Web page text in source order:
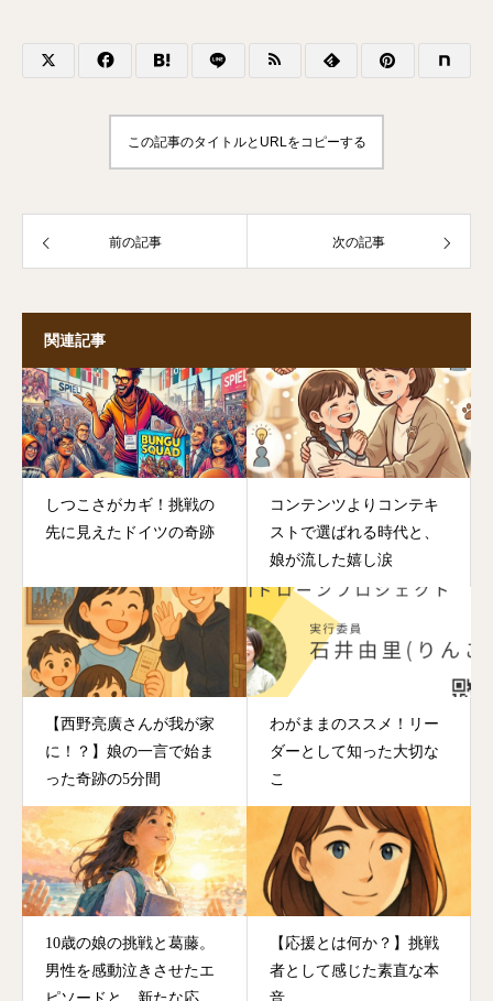
この記事のタイトルとURLをコピーする
前の記事 次の記事
関連記事
しつこさがカギ！挑戦の
先に見えたドイツの奇跡
コンテンツよりコンテキ
ストで選ばれる時代と、
娘が流した嬉し涙
【西野亮廣さんが我が家
に！？】娘の一言で始ま
った奇跡の5分間
わがままのススメ！リー
ダーとして知った大切な
こ
10歳の娘の挑戦と葛藤。
男性を感動泣きさせたエ
【応援とは何か？】挑戦
者として感じた素直な本